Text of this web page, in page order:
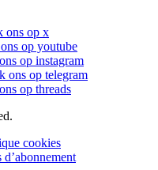
ons op x
op youtube
op instagram
ons op telegram
op threads
cookies